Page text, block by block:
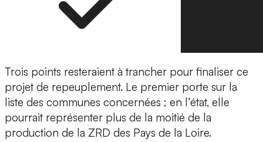
Trois points resteraient à trancher pour finaliser ce
projet de repeuplement. Le premier porte sur la
liste des communes concernées ; en l’état, elle
pourrait représenter plus de la moitié de la
production de la ZRD des Pays de la Loire.